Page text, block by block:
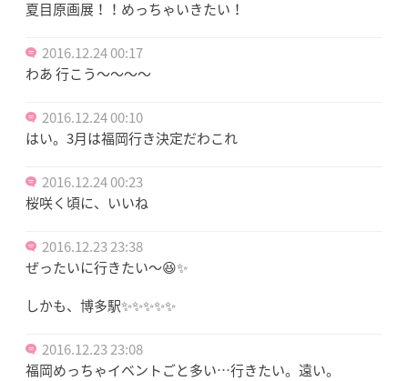
夏目原画展！！めっちゃいきたい！
2016.12.24 00:17
わあ 行こう〜〜〜〜
2016.12.24 00:10
はい。3月は福岡行き決定だわこれ
2016.12.24 00:23
桜咲く頃に、いいね
2016.12.23 23:38
ぜったいに行きたい〜😆✨
しかも、博多駅✨✨✨✨✨
2016.12.23 23:08
福岡めっちゃイベントごと多い…行きたい。遠い。